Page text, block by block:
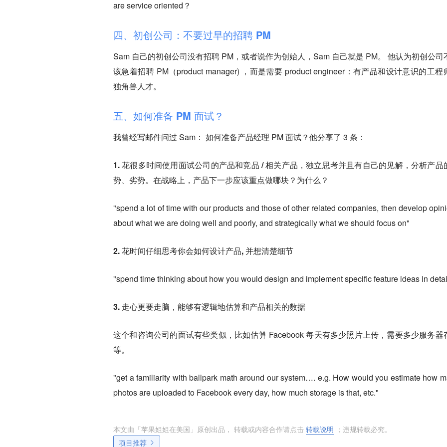
are service oriented？
四、初创公司：不要过早的招聘 PM
Sam 自己的初创公司没有招聘 PM，或者说作为创始人，Sam 自己就是 PM。 他认为初创公司
该急着招聘 PM（product manager) ，而是需要 product engineer：有产品和设计意识的工程
独角兽人才。
五、如何准备 PM 面试？
我曾经写邮件问过 Sam： 如何准备产品经理 PM 面试？他分享了 3 条：
1. 花很多时间使用面试公司的产品和竞品 / 相关产品，独立思考并且有自己的见解，分析产品
势、劣势。在战略上，产品下一步应该重点做哪块？为什么？
"spend a lot of time with our products and those of other related companies, then develop
about what we are doing well and poorly, and strategically what we should focus on"
2. 花时间仔细思考你会如何设计产品, 并想清楚细节
"spend time thinking about how you would design and implement specific feature ideas in
3. 走心更要走脑，能够有逻辑地估算和产品相关的数据
这个和咨询公司的面试有些类似，比如估算 Facebook 每天有多少照片上传，需要多少服务器
等。
"get a familiarity with ballpark math around our system…. e.g. How would you estimate how
photos are uploaded to Facebook every day, how much storage is that, etc."
本文由「苹果姐姐在美国 」原创出品， 转载或内容合作请点击 转载说明 ；违规转载必究。
项目推荐